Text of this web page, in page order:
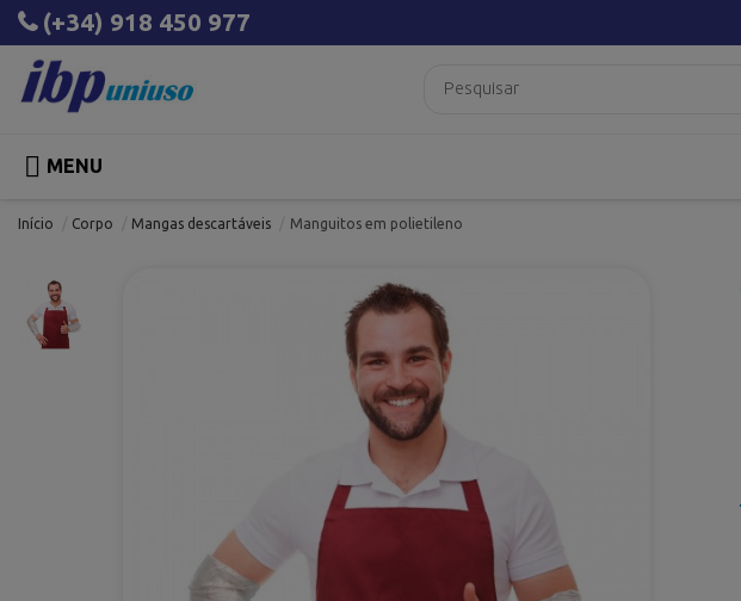
(+34) 918 450 977
 MENU
Início Corpo Mangas descartáveis Manguitos em polietileno